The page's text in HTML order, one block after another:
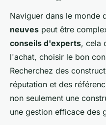
Naviguer dans le monde
neuves peut être
conseils d'experts, cela
l'achat, choisir le bon
Recherchez des
réputation et des
non seulement une
une gestion efficace des